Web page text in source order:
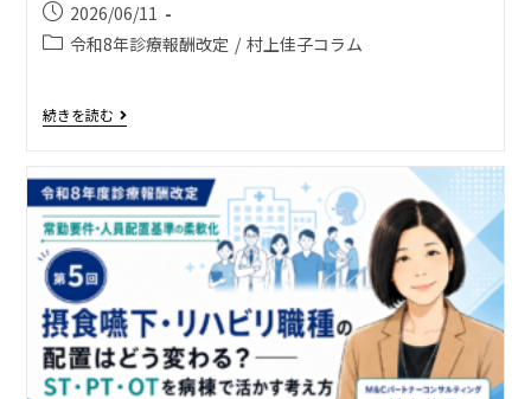
2026/06/11
令和8年診療報酬改定 / 村上佳子コラム
続きを読む